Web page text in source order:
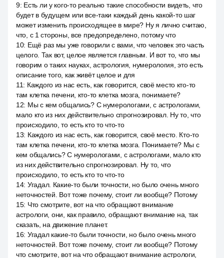
9: Есть ли у кого-то реально такие способности видеть, что
будет в будущем или все-таки каждый день какой-то шаг
может изменить происходящее в мире? Ну я лично считаю,
что, с 1 стороны, все предопределено, потому что
10: Ещё раз мы уже говорили с вами, что человек это часть
целого. Так вот, целое является главным. И вот то, что мы
говорим о таких науках, астрология, нумерология, это есть
описание того, как живёт целое и для
11: Каждого из нас есть, как говорится, своё место кто-то
там клетка печени, кто-то клетка мозга, понимаете?
12: Мы с кем общались? С нумерологами, с астрологами,
мало кто из них действительно спрогнозировал. Ну то, что
происходило, то есть кто то что-то
13: Каждого из нас есть, как говорится, своё место. Кто-то
там клетка печени, кто-то клетка мозга. Понимаете? Мы с
кем общались? С нумерологами, с астрологами, мало кто
из них действительно спрогнозировал. Ну то, что
происходило, то есть кто то что-то
14: Угадал. Какие-то были точности, но было очень много
неточностей. Вот тоже почему, стоит ли вообще? Потому
15: Что смотрите, вот на что обращают внимание
астрологи, они, как правило, обращают внимание на, так
сказать, на движение планет.
16: Угадал какие-то были точности, но было очень много
неточностей. Вот тоже почему, стоит ли вообще? Потому
что смотрите, вот на что обращают внимание астрологи,